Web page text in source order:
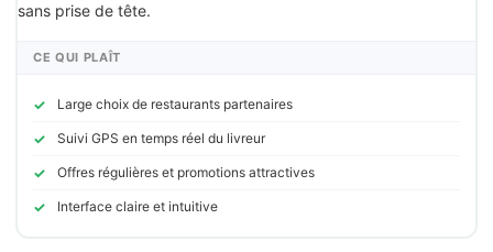
sans prise de tête.
CE QUI PLAÎT
Large choix de restaurants partenaires
Suivi GPS en temps réel du livreur
Offres régulières et promotions attractives
Interface claire et intuitive